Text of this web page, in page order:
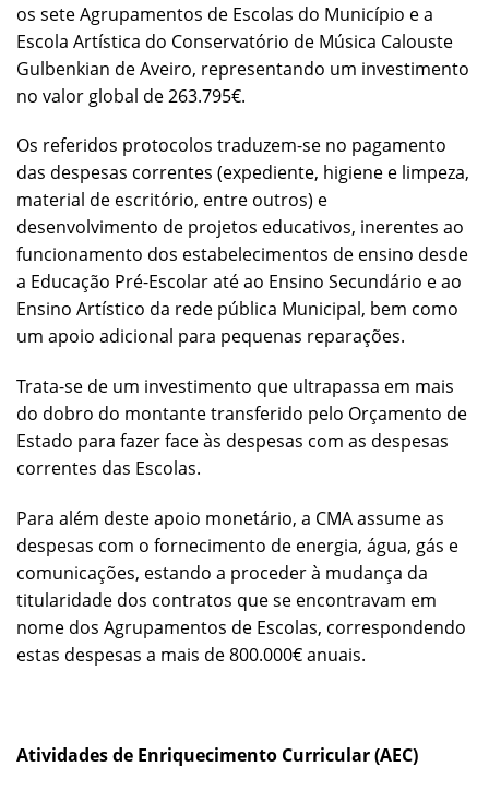
os sete Agrupamentos de Escolas do Município e a
Escola Artística do Conservatório de Música Calouste
Gulbenkian de Aveiro, representando um investimento
no valor global de 263.795€.
Os referidos protocolos traduzem-se no pagamento
das despesas correntes (expediente, higiene e limpeza,
material de escritório, entre outros) e
desenvolvimento de projetos educativos, inerentes ao
funcionamento dos estabelecimentos de ensino desde
a Educação Pré-Escolar até ao Ensino Secundário e ao
Ensino Artístico da rede pública Municipal, bem como
um apoio adicional para pequenas reparações.
Trata-se de um investimento que ultrapassa em mais
do dobro do montante transferido pelo Orçamento de
Estado para fazer face às despesas com as despesas
correntes das Escolas.
Para além deste apoio monetário, a CMA assume as
despesas com o fornecimento de energia, água, gás e
comunicações, estando a proceder à mudança da
titularidade dos contratos que se encontravam em
nome dos Agrupamentos de Escolas, correspondendo
estas despesas a mais de 800.000€ anuais.
Atividades de Enriquecimento Curricular (AEC)